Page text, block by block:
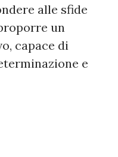
alle sfide
un
capace di
e